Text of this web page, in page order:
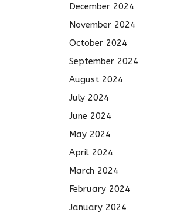
December 2024
November 2024
October 2024
September 2024
August 2024
July 2024
June 2024
May 2024
April 2024
March 2024
February 2024
January 2024